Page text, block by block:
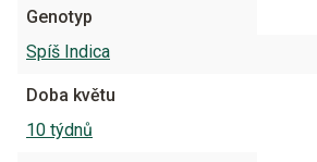
Genotyp
Spíš Indica
Doba květu
10 týdnů